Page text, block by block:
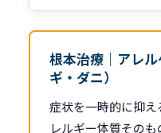
根本治療｜アレ
ギ・ダニ）
症状を一時的に抑
レルギー体質その